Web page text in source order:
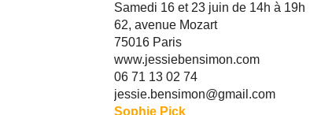
Samedi 16 et 23 juin de 14h à 19h
62, avenue Mozart
75016 Paris
www.jessiebensimon.com
06 71 13 02 74
jessie.bensimon@gmail.com
Sophie Pick